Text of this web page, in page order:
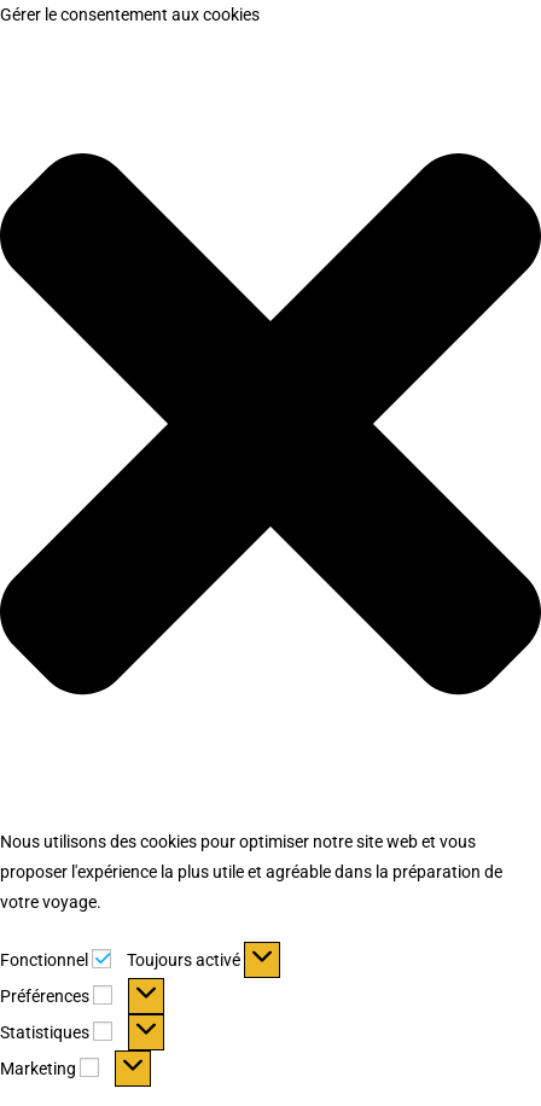
Gérer le consentement aux cookies
Nous utilisons des cookies pour optimiser notre site web et vous
proposer l'expérience la plus utile et agréable dans la préparation de
votre voyage.
Fonctionnel Fonctionnel
Toujours activé
Préférences
Préférences
Statistiques Statistiques
Marketing Marketing